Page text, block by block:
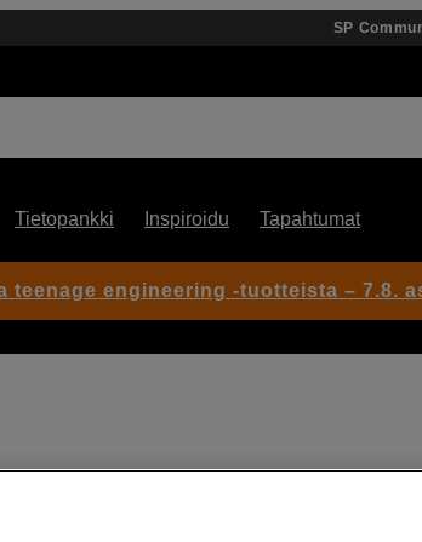
SP
Tietopankki Inspiroidu Tapahtumat
teenage engineering -tuotteista – 7.8.